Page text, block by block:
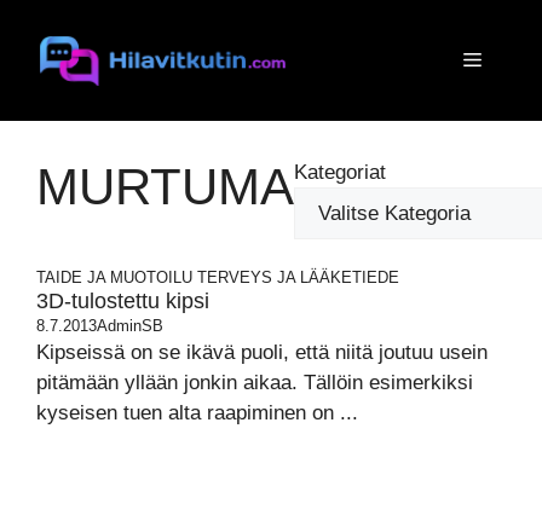
sisältöön
Valikko
MURTUMAKategoriat
TAIDE JA MUOTOILU TERVEYS JA LÄÄKETIEDE
3D-tulostettu kipsi
8.7.2013AdminSB
Kipseissä on se ikävä puoli, että niitä joutuu usein
pitämään yllään jonkin aikaa. Tällöin esimerkiksi
kyseisen tuen alta raapiminen on ...